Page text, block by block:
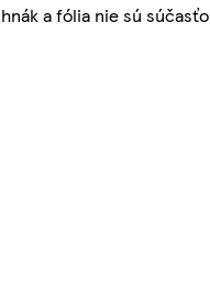
a fólia nie sú